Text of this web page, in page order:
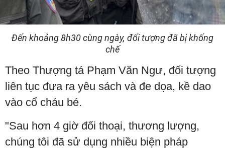
Đến khoảng 8h30 cùng ngày, đối tượng đã bị khống
chế
Theo Thượng tá Phạm Văn Ngư, đối tượng
liên tục đưa ra yêu sách và đe dọa, kề dao
vào cổ cháu bé.
"Sau hơn 4 giờ đối thoại, thương lượng,
chúng tôi đã sử dụng nhiều biện pháp